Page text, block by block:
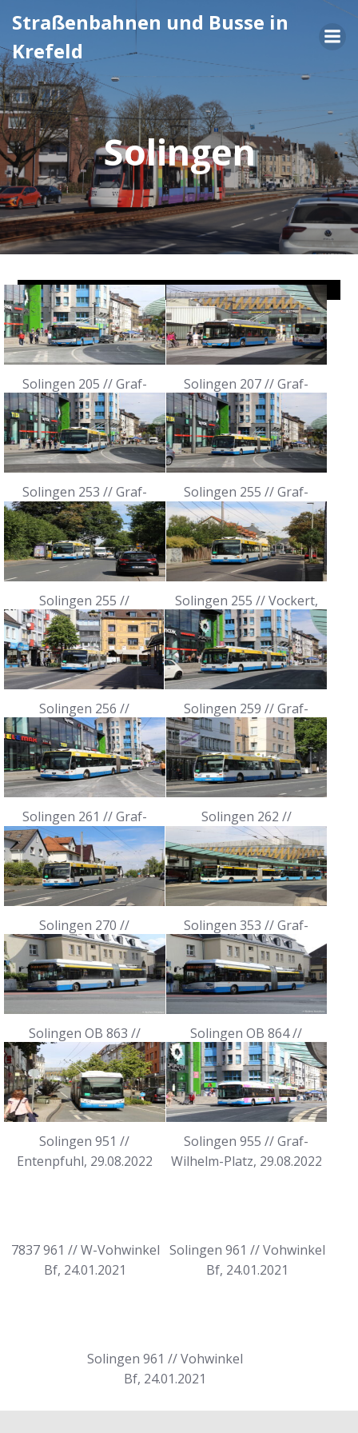
Inhalt
Straßenbahnen und Busse in
Krefeld
Solingen
Bus & O-Bus
Solingen 205 // Graf-
Wilhelm-Platz, 29.08.2022
Solingen 207 // Graf-
Wilhelm-Platz, 29.08.2022
Solingen 253 // Graf-
Wilhelm-Platz, 29.08.2022
Solingen 255 // Graf-
Wilhelm-Platz, 29.08.2022
Solingen 255 //
Eichenstraße, 29.08.2022
Solingen 255 // Vockert,
29.08.2022
Solingen 256 //
Mühlenplatz, 29.08.2022
Solingen 259 // Graf-
Wilhelm-Platz, 29.08.2022
Solingen 261 // Graf-
Wilhelm-Platz, 29.08.2022
Solingen 262 //
Entenpfuhl, 29.08.2022
Solingen 270 //
Wittenberg, 29.08.2022
Solingen 353 // Graf-
Wilhelm-Platz, 29.08.2022
Solingen OB 863 //
Wuppertal-Vohwinkel Bf,
19.08.2019
Solingen OB 864 //
Wuppertal-Vohwinkel Bf,
19.08.2019
Solingen 951 //
Entenpfuhl, 29.08.2022
Solingen 955 // Graf-
Wilhelm-Platz, 29.08.2022
7837 961 // W-Vohwinkel
Bf, 24.01.2021
Solingen 961 // Vohwinkel
Bf, 24.01.2021
Solingen 961 // Vohwinkel
Bf, 24.01.2021